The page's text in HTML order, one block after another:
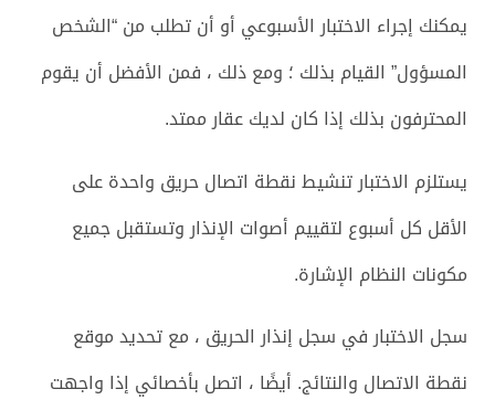
يمكنك إجراء الاختبار الأسبوعي أو أن تطلب من “الشخص
المسؤول” القيام بذلك ؛ ومع ذلك ، فمن الأفضل أن يقوم
المحترفون بذلك إذا كان لديك عقار ممتد.
يستلزم الاختبار تنشيط نقطة اتصال حريق واحدة على
الأقل كل أسبوع لتقييم أصوات الإنذار وتستقبل جميع
مكونات النظام الإشارة.
سجل الاختبار في سجل إنذار الحريق ، مع تحديد موقع
نقطة الاتصال والنتائج. أيضًا ، اتصل بأخصائي إذا واجهت